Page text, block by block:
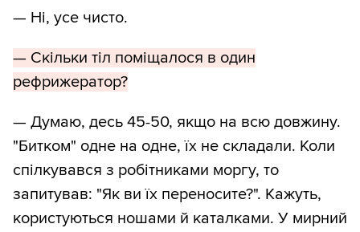
— Ні, усе чисто.
— Скільки тіл поміщалося в один
рефрижератор?
— Думаю, десь 45-50, якщо на всю довжину.
"Битком" одне на одне, їх не складали. Коли
спілкувався з робітниками моргу, то
запитував: "Як ви їх переносите?". Кажуть,
користуються ношами й каталками. У мирний